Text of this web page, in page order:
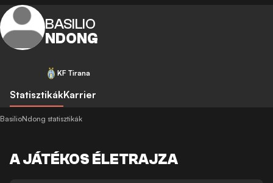
BASILIO
NDONG
KF Tirana
StatisztikákKarrier
BasilioNdong statisztikák
A JÁTÉKOS ÉLETRAJZA